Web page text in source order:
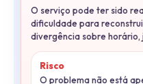
O serviço pode ter sido
dificuldade para
divergência sobre
Risco
O problema não está